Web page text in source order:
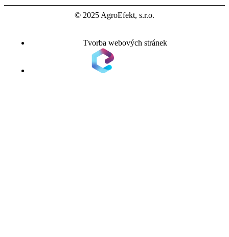
© 2025 AgroEfekt, s.r.o.
Tvorba webových stránek